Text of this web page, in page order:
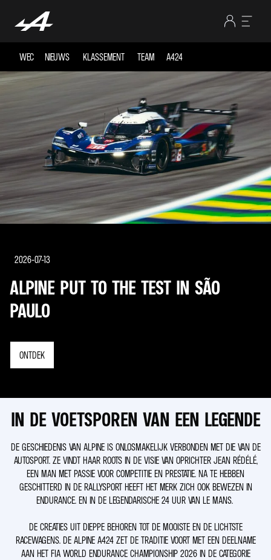
WEC NIEUWS KLASSEMENT TEAM A424
2026-07-13
ALPINE PUT TO THE TEST IN SÃO
PAULO
ONTDEK
IN DE VOETSPOREN VAN EEN LEGENDE
DE GESCHIEDENIS VAN ALPINE IS ONLOSMAKELIJK VERBONDEN MET DIE VAN DE
AUTOSPORT. ZE VINDT HAAR ROOTS IN DE VISIE VAN OPRICHTER JEAN RÉDÉLÉ,
EEN MAN MET PASSIE VOOR COMPETITIE EN PRESTATIE. NA TE HEBBEN
GESCHITTERD IN DE RALLYSPORT HEEFT HET MERK ZICH OOK BEWEZEN IN
ENDURANCE. EN IN DE LEGENDARISCHE 24 UUR VAN LE MANS.
DE CREATIES UIT DIEPPE BEHOREN TOT DE MOOISTE EN DE LICHTSTE
RACEWAGENS. DE ALPINE A424 ZET DE TRADITIE VOORT MET EEN DEELNAME
AAN HET FIA WORLD ENDURANCE CHAMPIONSHIP 2026 IN DE CATEGORIE